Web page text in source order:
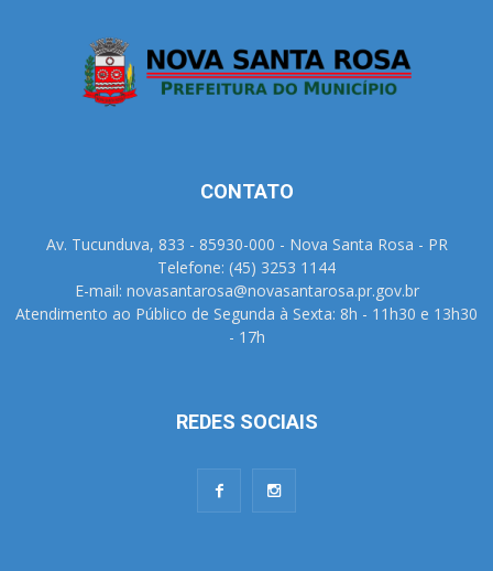
CONTATO
Av. Tucunduva, 833 - 85930-000 - Nova Santa Rosa - PR
Telefone: (45) 3253 1144
E-mail: novasantarosa@novasantarosa.pr.gov.br
Atendimento ao Público de Segunda à Sexta: 8h - 11h30 e 13h30
- 17h
REDES SOCIAIS